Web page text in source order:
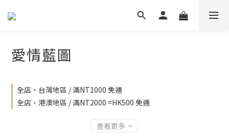
愛情藍圖
全店，台灣地區 / 滿NT1000 免運
全店，港澳地區 / 滿NT2000 =HK500 免運
查看更多